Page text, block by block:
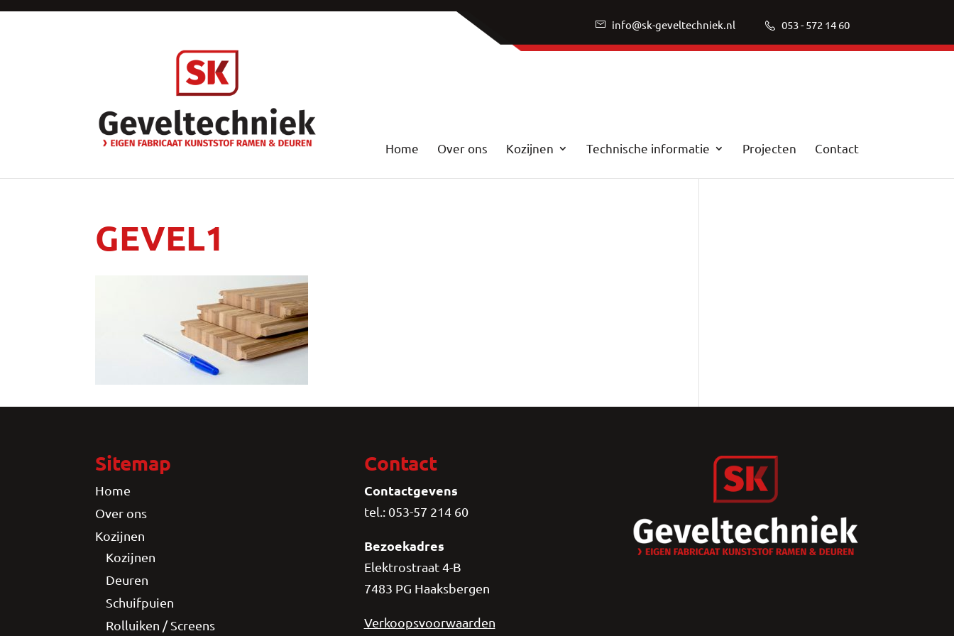
info@sk-geveltechniek.nl 053 - 572 14 60
Home Over ons Kozijnen Technische informatie Projecten Contact
GEVEL1
Sitemap
Home
Over ons
Kozijnen
Kozijnen
Deuren
Schuifpuien
Rolluiken / Screens
Contact
Contactgevens
tel.: 053-57 214 60
Bezoekadres
Elektrostraat 4-B
7483 PG Haaksbergen
Verkoopsvoorwaarden